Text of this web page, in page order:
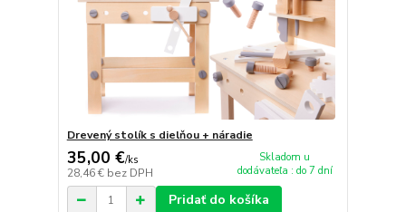
Drevený stolík s dielňou + náradie
35,00 €/ks
28,46 € bez DPH
Skladom u
dodávateľa : do 7 dní
Pridať do košíka